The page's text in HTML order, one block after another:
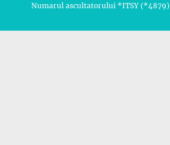
Numarul ascultatorului *ITSY (*4879)